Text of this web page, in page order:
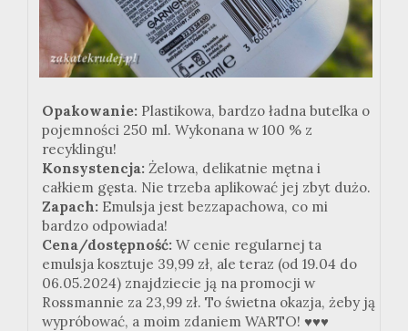
Opakowanie: Plastikowa, bardzo ładna butelka o
pojemności 250 ml. Wykonana w 100 % z
recyklingu!
Konsystencja: Żelowa, delikatnie mętna i
całkiem gęsta. Nie trzeba aplikować jej zbyt dużo.
Zapach: Emulsja jest bezzapachowa, co mi
bardzo odpowiada!
Cena/dostępność: W cenie regularnej ta
emulsja kosztuje 39,99 zł, ale teraz (od 19.04 do
06.05.2024) znajdziecie ją na promocji w
Rossmannie za 23,99 zł. To świetna okazja, żeby ją
wypróbować, a moim zdaniem WARTO! ♥♥♥